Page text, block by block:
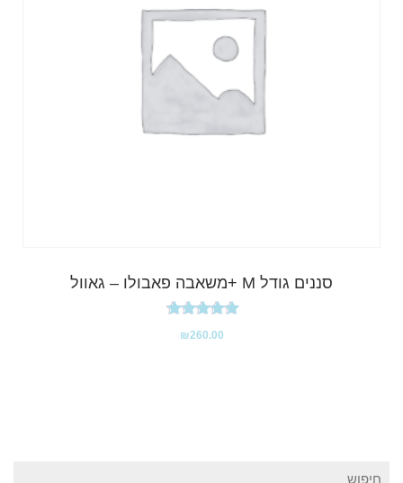
סננים גודל M +משאבה פאבולו – גאוול
דורג
5.00
₪260.00
חיפוש